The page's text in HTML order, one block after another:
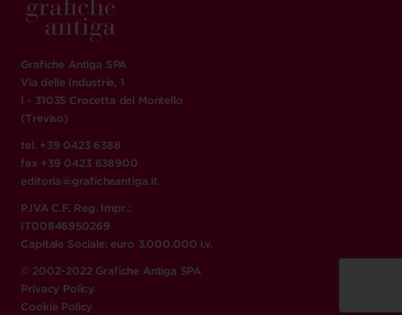
Grafiche Antiga SPA
Via delle Industrie, 1
I - 31035 Crocetta del Montello
(Treviso)
tel. +39 0423 6388
fax +39 0423 638900
editoria@graficheantiga.it
P.IVA C.F. Reg. Impr.:
IT00846950269
Capitale Sociale: euro 3.000.000 i.v.
© 2002-2022 Grafiche Antiga SPA
Privacy Policy
Cookie Policy